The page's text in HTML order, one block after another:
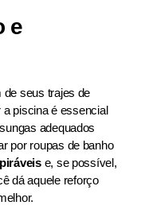
e
de seus trajes de
a piscina é essencial
adequados
por roupas de banho
e, se possível,
dá aquele reforço